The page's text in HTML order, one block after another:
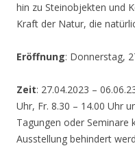
hin zu Steinobjekten und
Kraft der Natur, die
Eröffnung: Donnerstag,
Zeit: 27.04.2023 –
Uhr, Fr. 8.30 – 14.00 Uhr
Tagungen oder Seminare
Ausstellung behindert